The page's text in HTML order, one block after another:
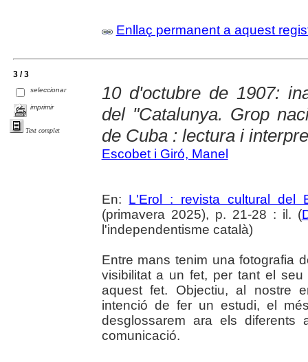
Enllaç permanent a aquest
3 / 3
seleccionar
imprimir
Text complet
10 d'octubre de 1907:
del "Catalunya. Grop
de Cuba : lectura i
Escobet i Giró, Manel
En: L'Erol : revista cultural del
(primavera 2025), p. 21-28 : il. (
l'independentisme català)
Entre mans tenim una fotografia
visibilitat a un fet, per tant el
aquest fet. Objectiu, al nostre
intenció de fer un estudi, el
desglossarem ara els
comunicació.